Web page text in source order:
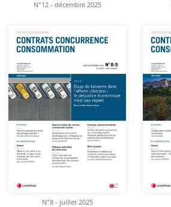
N°12 - décembre 2025
N°8 - juillet 2025